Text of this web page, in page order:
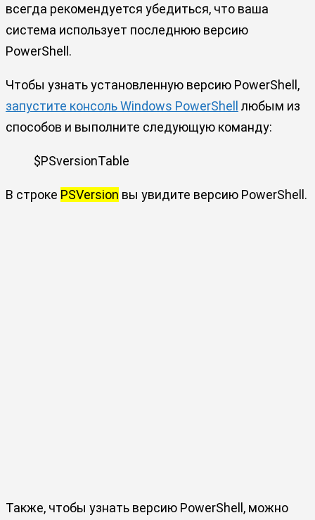
всегда рекомендуется убедиться, что ваша
система использует последнюю версию
PowerShell.
Чтобы узнать установленную версию PowerShell,
запустите консоль Windows PowerShell любым из
способов и выполните следующую команду:
$PSversionTable
В строке PSVersion вы увидите версию PowerShell.
Также, чтобы узнать версию PowerShell, можно